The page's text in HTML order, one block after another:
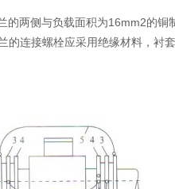
的两侧与负载面积为16mm2的铜
的连接螺栓应采用绝缘材料，衬